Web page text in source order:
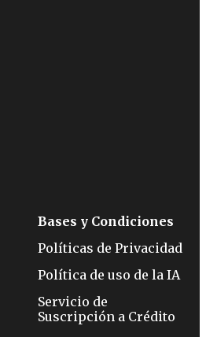
Bases y Condiciones
Políticas de Privacidad
Política de uso de la IA
Servicio de
Suscripción a Crédito